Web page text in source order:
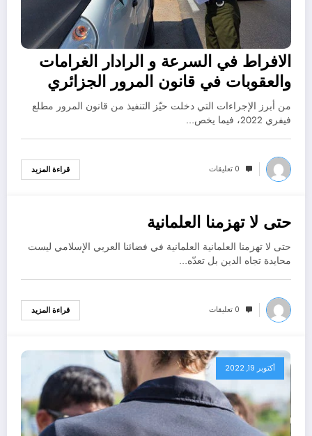
الافراط في السرعة و الرادار الغرامات
والعقوبات في قانون المرور الجزائري
من أبرز الإجراءات التي دخلت حيّز التنفيذ من قانون المرور مطلع
فيفري 2022، فيما يخص…
0 تعليقات قراءة المزيد
أكتوبر 19, 2022
حتى لا تهزمنا العلمانية
حتى لا تهزمنا العلمانية العلمانية في فضائنا العربي الإسلامي ليست
محايدة تجاه الدين بل تعدّه…
0 تعليقات قراءة المزيد
أكتوبر 19, 2022